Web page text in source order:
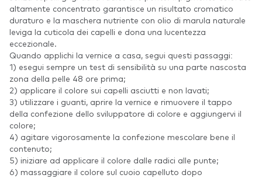
altamente concentrato garantisce un risultato cromatico
duraturo e la maschera nutriente con olio di marula naturale
leviga la cuticola dei capelli e dona una lucentezza
eccezionale.
Quando applichi la vernice a casa, segui questi passaggi:
1) esegui sempre un test di sensibilità su una parte nascosta
zona della pelle 48 ore prima;
2) applicare il colore sui capelli asciutti e non lavati;
3) utilizzare i guanti, aprire la vernice e rimuovere il tappo
della confezione dello sviluppatore di colore e aggiungervi il
colore;
4) agitare vigorosamente la confezione mescolare bene il
contenuto;
5) iniziare ad applicare il colore dalle radici alle punte;
6) massaggiare il colore sul cuoio capelluto dopo